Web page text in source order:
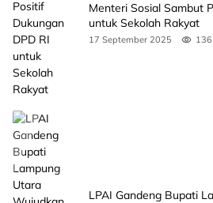
Menteri Sosial Sambut
untuk Sekolah Rakyat
17 September 2025
LPAI Gandeng Bupati